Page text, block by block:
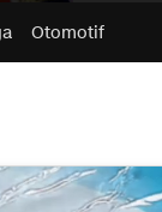
Otomotif